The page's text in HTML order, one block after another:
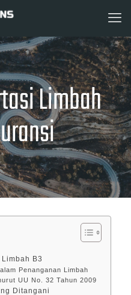
Limbah
B3
Penanganan Limbah
UU No. 32 Tahun 2009
Ditangani